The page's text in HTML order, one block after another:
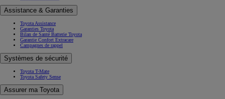
Assistance & Garanties
Toyota Assistance
Garanties Toyota
Bilan de Santé Batterie Toyota
Garantie Confort Extracare
Campagnes de rappel
Systèmes de sécurité
Toyota T-Mate
Toyota Safety Sense
Assurer ma Toyota